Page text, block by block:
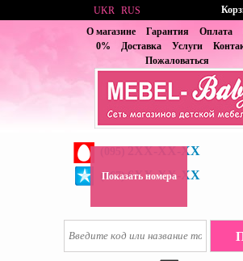
О магазине Гарантия Оплата
0%
Доставка Услуги
Пожаловаться
2XX-XX-XX
(067) 6XX-XX-XX
Показать номера
UKR RUS